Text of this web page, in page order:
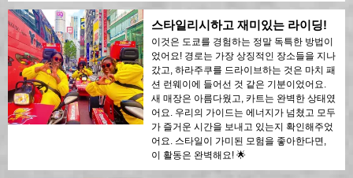
스타일리시하고 재미있는 라이딩!
이것은 도쿄를 경험하는 정말 독특한 방법이
었어요! 경로는 가장 상징적인 장소들을 지나
갔고, 하라주쿠를 드라이브하는 것은 마치 패
션 런웨이에 들어선 것 같은 기분이었어요.
새 매장은 아름다웠고, 카트는 완벽한 상태였
어요. 우리의 가이드는 에너지가 넘쳤고 모두
가 즐거운 시간을 보내고 있는지 확인해주었
어요. 스타일이 가미된 모험을 좋아한다면,
이 활동은 완벽해요! 🌟